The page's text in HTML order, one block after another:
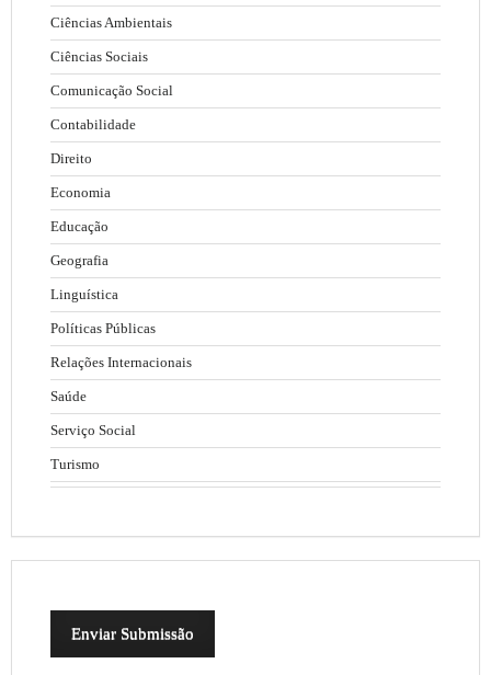
Ciências Ambientais
Ciências Sociais
Comunicação Social
Contabilidade
Direito
Economia
Educação
Geografia
Linguística
Políticas Públicas
Relações Internacionais
Saúde
Serviço Social
Turismo
Enviar Submissão